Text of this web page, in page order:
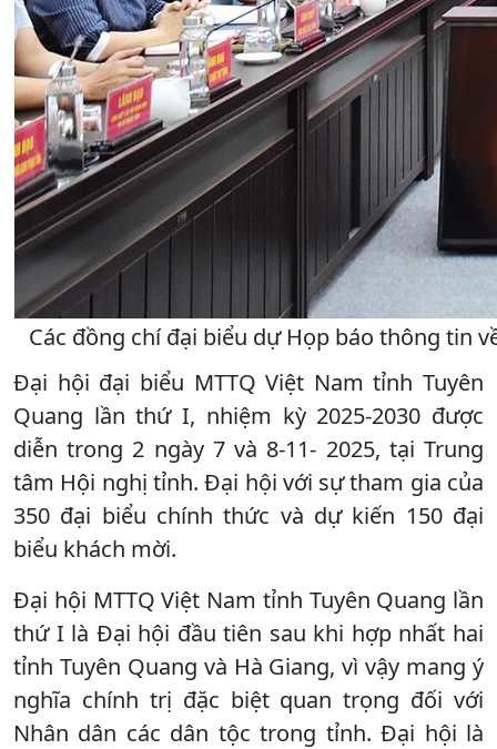
Các đồng chí đại biểu dự Họp báo thông tin
Đại hội đại biểu MTTQ Việt Nam tỉnh Tuyên
Quang lần thứ I, nhiệm kỳ 2025-2030 được
diễn trong 2 ngày 7 và 8-11- 2025, tại Trung
tâm Hội nghị tỉnh. Đại hội với sự tham gia của
350 đại biểu chính thức và dự kiến 150 đại
biểu khách mời.
Đại hội MTTQ Việt Nam tỉnh Tuyên Quang lần
thứ I là Đại hội đầu tiên sau khi hợp nhất hai
tỉnh Tuyên Quang và Hà Giang, vì vậy mang ý
nghĩa chính trị đặc biệt quan trọng đối với
Nhân dân các dân tộc trong tỉnh. Đại hội là